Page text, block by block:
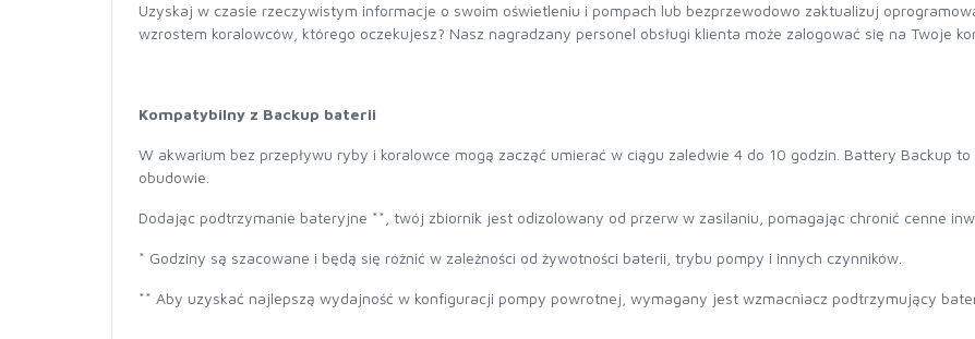
Uzyskaj w czasie rzeczywistym informacje o swoim oświetleniu i pompach lub bezprzewodowo zaktualizuj
wzrostem koralowców, którego oczekujesz? Nasz nagradzany personel obsługi klienta może zalogować się na Twoje
Kompatybilny z Backup baterii
W akwarium bez przepływu ryby i koralowce mogą zacząć umierać w ciągu zaledwie 4 do 10 godzin. Battery Backup
obudowie.
Dodając podtrzymanie bateryjne **, twój zbiornik jest odizolowany od przerw w zasilaniu, pomagając chronić cenne
* Godziny są szacowane i będą się różnić w zależności od żywotności baterii, trybu pompy i innych czynników.
** Aby uzyskać najlepszą wydajność w konfiguracji pompy powrotnej, wymagany jest wzmacniacz podtrzymujący